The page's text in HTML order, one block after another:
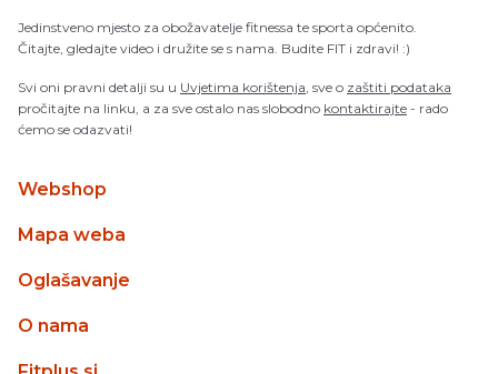
Jedinstveno mjesto za obožavatelje fitnessa te sporta općenito.
Čitajte, gledajte video i družite se s nama. Budite FIT i zdravi! :)
Svi oni pravni detalji su u Uvjetima korištenja, sve o zaštiti podataka
pročitajte na linku, a za sve ostalo nas slobodno kontaktirajte - rado
ćemo se odazvati!
Webshop
Mapa weba
Oglašavanje
O nama